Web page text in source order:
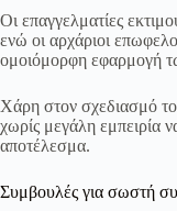
Οι επαγγελματίες
ενώ οι αρχάριοι
ομοιόμορφη εφαρμογή
Χάρη στον σχεδιασμό
χωρίς μεγάλη εμπειρία
αποτέλεσμα.
Συμβουλές για σωστή